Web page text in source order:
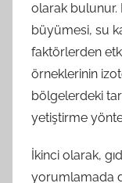
olarak bulunur.
büyümesi, su
faktörlerden
örneklerinin
bölgelerdeki
yetiştirme
İkinci olarak,
yorumlamada